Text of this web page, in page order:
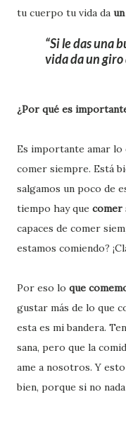
tu cuerpo tu vida da
Si le das una
vida da un giro
¿Por qué es
Es importante amar lo
comer siempre. Está
salgamos un poco de
tiempo hay que comer
capaces de comer
estamos comiendo?
Por eso lo que
gustar más de lo que
esta es mi bandera.
sana, pero que la
ame a nosotros. Y
bien, porque si no